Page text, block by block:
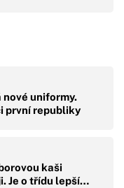
nové uniformy.
první republiky
kaši
Je o třídu lepší…